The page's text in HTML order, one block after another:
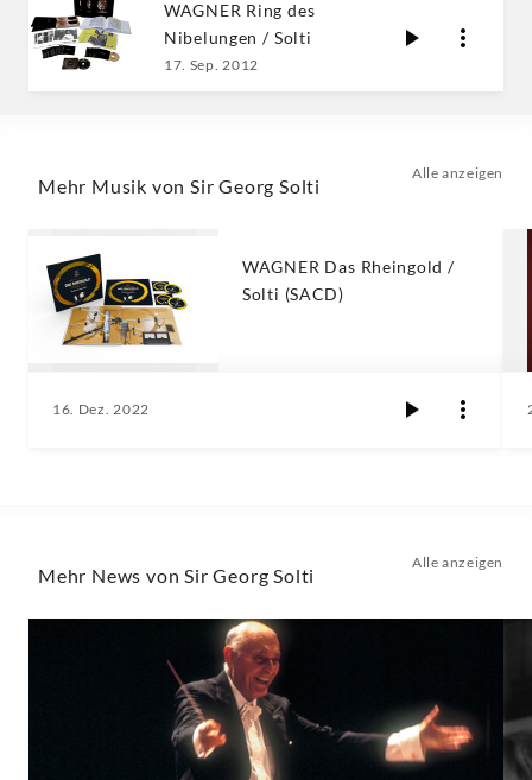
WAGNER Ring des
Nibelungen / Solti
17. Sep. 2012
Mehr Musik von Sir Georg Solti
Alle anzeigen
WAGNER Das Rheingold /
Solti (SACD)
16. Dez. 2022
Mehr News von Sir Georg Solti
Alle anzeigen